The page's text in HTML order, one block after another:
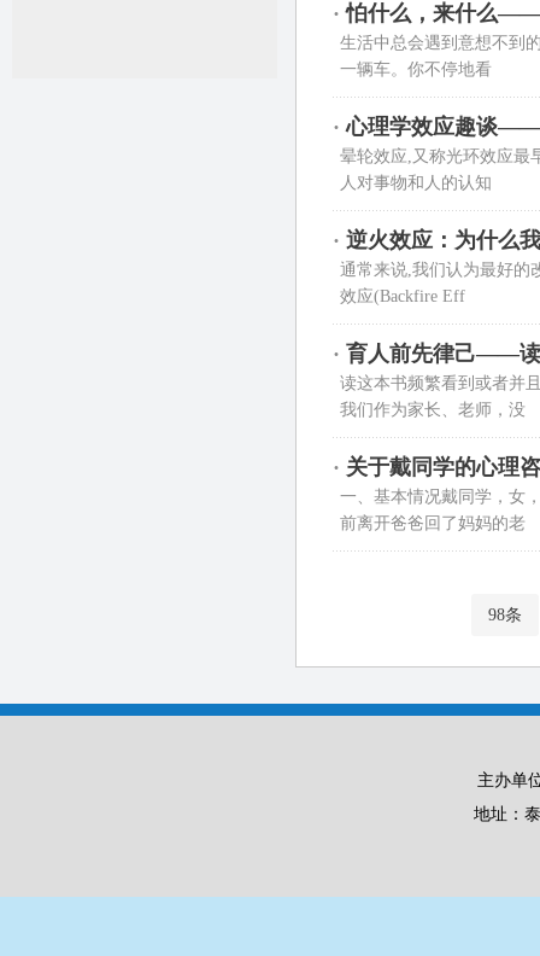
·怕什么，来什么——
生活中总会遇到意想不到
一辆车。你不停地看
·心理学效应趣谈
晕轮效应,又称光环效应最
人对事物和人的认知
· 逆火效应：为什么
通常来说,我们认为最好的
效应(Backfire Eff
· 育人前先律己——读
读这本书频繁看到或者并
我们作为家长、老师，没
· 关于戴同学的心理
一、基本情况戴同学，女
前离开爸爸回了妈妈的老
98条
主办单
地址：